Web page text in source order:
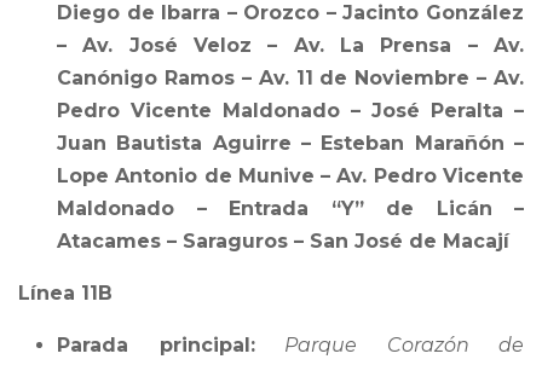
Diego de Ibarra – Orozco – Jacinto González
– Av. José Veloz – Av. La Prensa – Av.
Canónigo Ramos – Av. 11 de Noviembre – Av.
Pedro Vicente Maldonado – José Peralta –
Juan Bautista Aguirre – Esteban Marañón –
Lope Antonio de Munive – Av. Pedro Vicente
Maldonado – Entrada “Y” de Licán –
Atacames – Saraguros – San José de Macají
Línea 11B
Parada principal:
Parque Corazón de